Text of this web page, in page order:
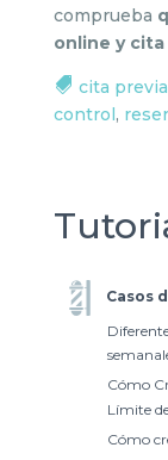
comprueba
online y
cita previa
control,
Casos
Cómo
Límite
Cómo